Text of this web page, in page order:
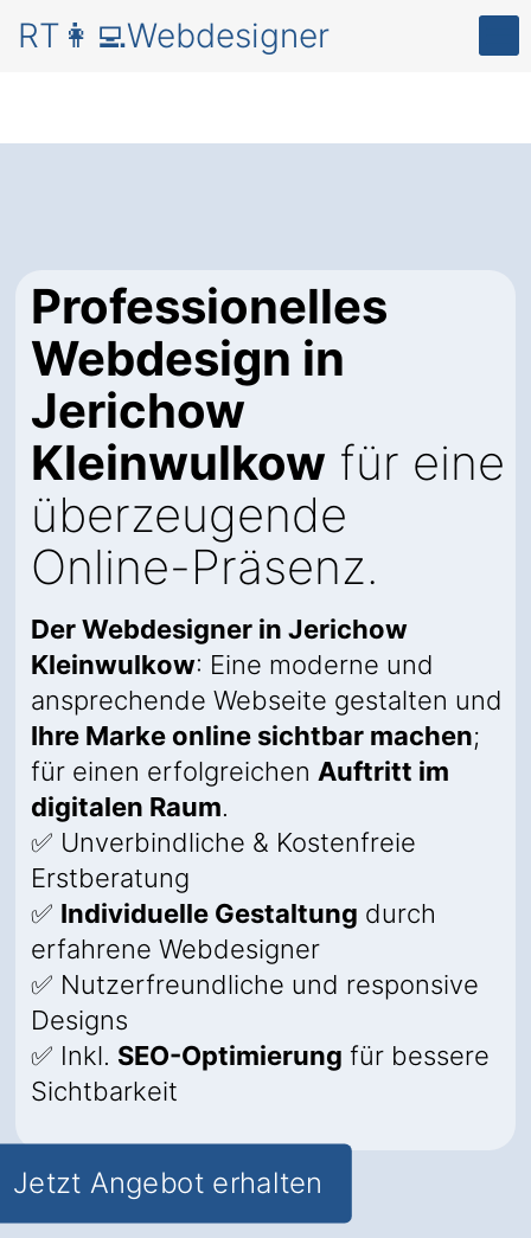
RT👩‍💻Webdesigner
Professionelles
Webdesign in
Jerichow
Kleinwulkow für eine
überzeugende
Online-Präsenz.
Der Webdesigner in Jerichow
Kleinwulkow: Eine moderne und
ansprechende Webseite gestalten und
Ihre Marke online sichtbar machen;
für einen erfolgreichen Auftritt im
digitalen Raum.
✅ Unverbindliche & Kostenfreie
Erstberatung
✅ Individuelle Gestaltung durch
erfahrene Webdesigner
✅ Nutzerfreundliche und responsive
Designs
✅ Inkl. SEO-Optimierung für bessere
Sichtbarkeit
Jetzt Angebot erhalten